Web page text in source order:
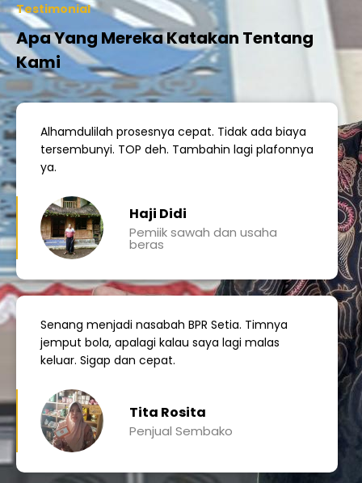
Testimonial
Apa Yang Mereka Katakan Tentang
Kami
Alhamdulilah prosesnya cepat. Tidak ada biaya
tersembunyi. TOP deh. Tambahin lagi plafonnya
ya.
Haji Didi
Pemiik sawah dan usaha
beras
Senang menjadi nasabah BPR Setia. Timnya
jemput bola, apalagi kalau saya lagi malas
keluar. Sigap dan cepat.
Tita Rosita
Penjual Sembako